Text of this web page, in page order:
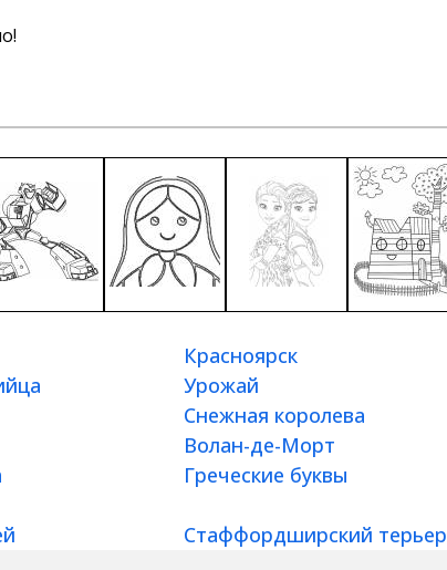
Красноярск
Урожай
Снежная королева
Волан-де-Морт
Греческие буквы
Стаффордширский терьер